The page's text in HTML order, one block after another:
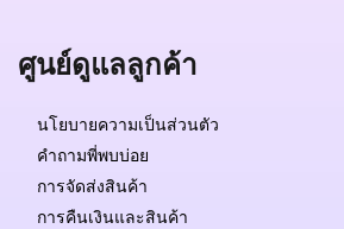
ศูนย์ดูแลลูกค้า
นโยบายความเป็นส่วนตัว
คำถามพี่พบบ่อย
การจัดส่งสินค้า
การคืนเงินและสินค้า